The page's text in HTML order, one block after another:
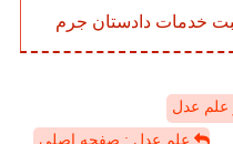
خدمات دادستان جرم
علم عدل
علم عدل : صفحه اصلی